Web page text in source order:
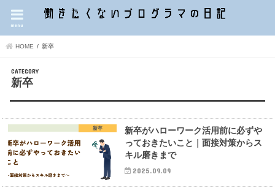
menu
HOME 新卒
新卒
新卒
新卒がハローワーク活用前に必ずや
っておきたいこと｜面接対策からス
キル磨きまで
2025.09.09